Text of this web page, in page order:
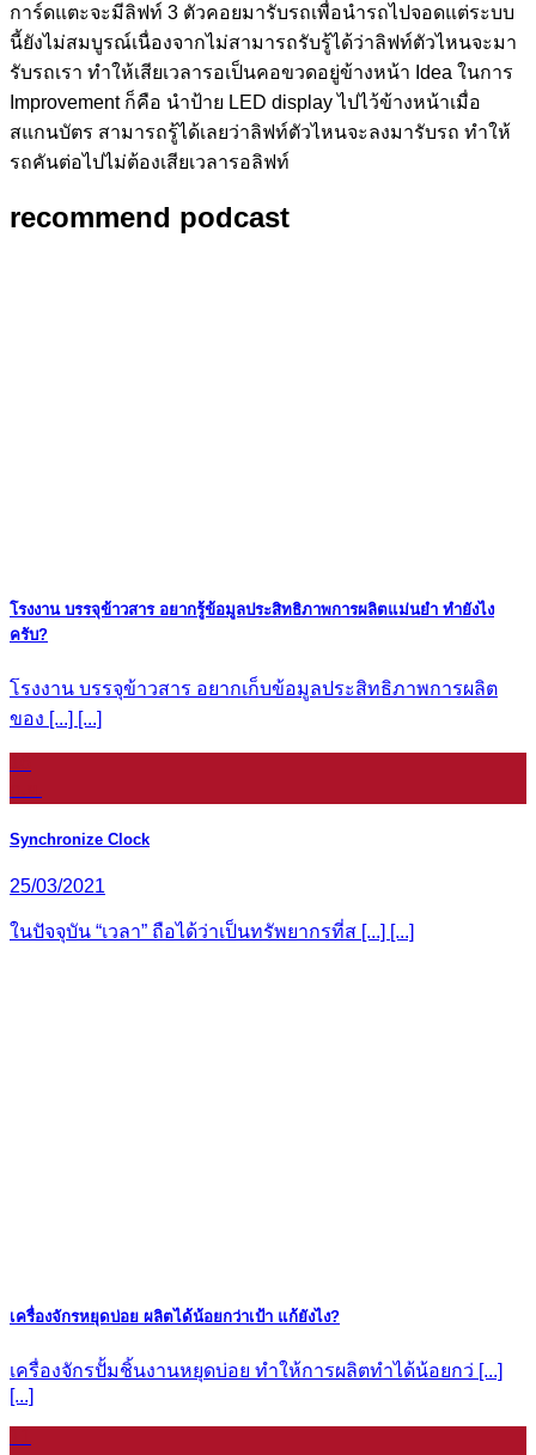
การ์ดแตะจะมีลิฟท์ 3 ตัวคอยมารับรถเพื่อนำรถไปจอดแต่ระบบ
นี้ยังไม่สมบูรณ์เนื่องจากไม่สามารถรับรู้ได้ว่าลิฟท์ตัวไหนจะมา
รับรถเรา ทำให้เสียเวลารอเป็นคอขวดอยู่ข้างหน้า Idea ในการ
Improvement ก็คือ นำป้าย LED display ไปไว้ข้างหน้าเมื่อ
สแกนบัตร สามารถรู้ได้เลยว่าลิฟท์ตัวไหนจะลงมารับรถ ทำให้
รถคันต่อไปไม่ต้องเสียเวลารอลิฟท์
recommend podcast
โรงงาน บรรจุข้าวสาร อยากรู้ข้อมูลประสิทธิภาพการผลิตแม่นยำ ทำยังไง
ครับ?
โรงงาน บรรจุข้าวสาร อยากเก็บข้อมูลประสิทธิภาพการผลิต
ของ [...] [...]
Synchronize Clock
25/03/2021
ในปัจจุบัน “เวลา” ถือได้ว่าเป็นทรัพยากรที่ส [...] [...]
เครื่องจักรหยุดบ่อย ผลิตได้น้อยกว่าเป้า แก้ยังไง?
เครื่องจักรปั้มชิ้นงานหยุดบ่อย ทำให้การผลิตทำได้น้อยกว่ [...]
[...]